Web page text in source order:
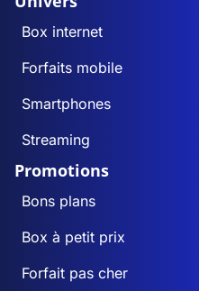
Box internet
Forfaits mobile
Smartphones
Streaming
Promotions
Bons plans
Box à petit prix
Forfait pas cher